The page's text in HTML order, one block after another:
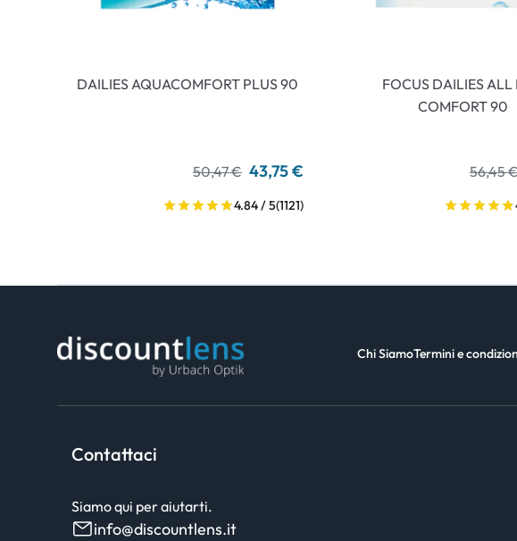
DAILIES AQUACOMFORT PLUS 90
50,47 € 43,75 €
4.84 / 5(1121)
FOCUS DAILIES ALL
COMFORT 90
56,45
Chi SiamoTermini e
Contattaci
Siamo qui per aiutarti.
info@discountlens.it